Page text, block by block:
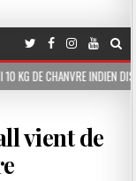
DANS LE COFFRE
vient de